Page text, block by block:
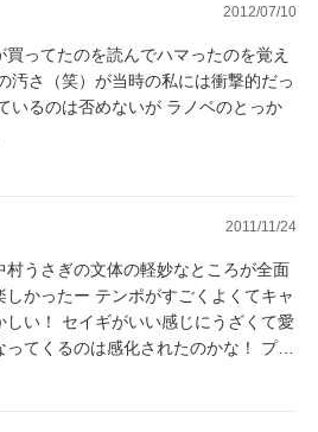
2012/07/10
ってたのを読んでハマったのを覚え
汚さ（笑）が当時の私には衝撃的だっ
2011/11/24
うさぎの文体の軽妙なところが全面
かったー テンポがすごくよくてキャ
い！ セイギがいい感じにうざくて愛
ってくるのは感化されたのかな！ プリ